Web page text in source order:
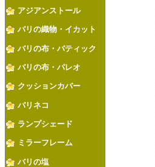
アジアンストール
バリの織物・イカット
バリの布・バティック
バリの布・パレオ
クッションカバー
バリネコ
ランプシェード
ミラーフレーム
バリの塩